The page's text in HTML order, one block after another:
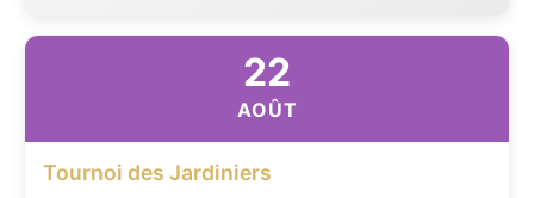
22
AOÛT
Tournoi des Jardiniers